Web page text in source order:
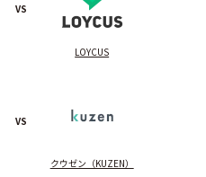
VS
LOYCUS
VS
クウゼン（KUZEN）